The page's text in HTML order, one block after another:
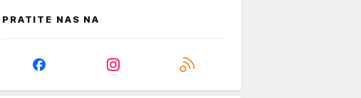
PRATITE NAS NA